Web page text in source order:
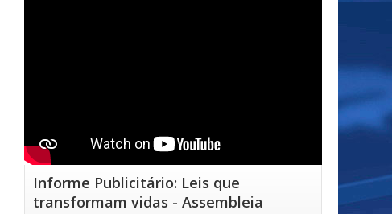
Informe Publicitário: Leis que
transformam vidas - Assembleia